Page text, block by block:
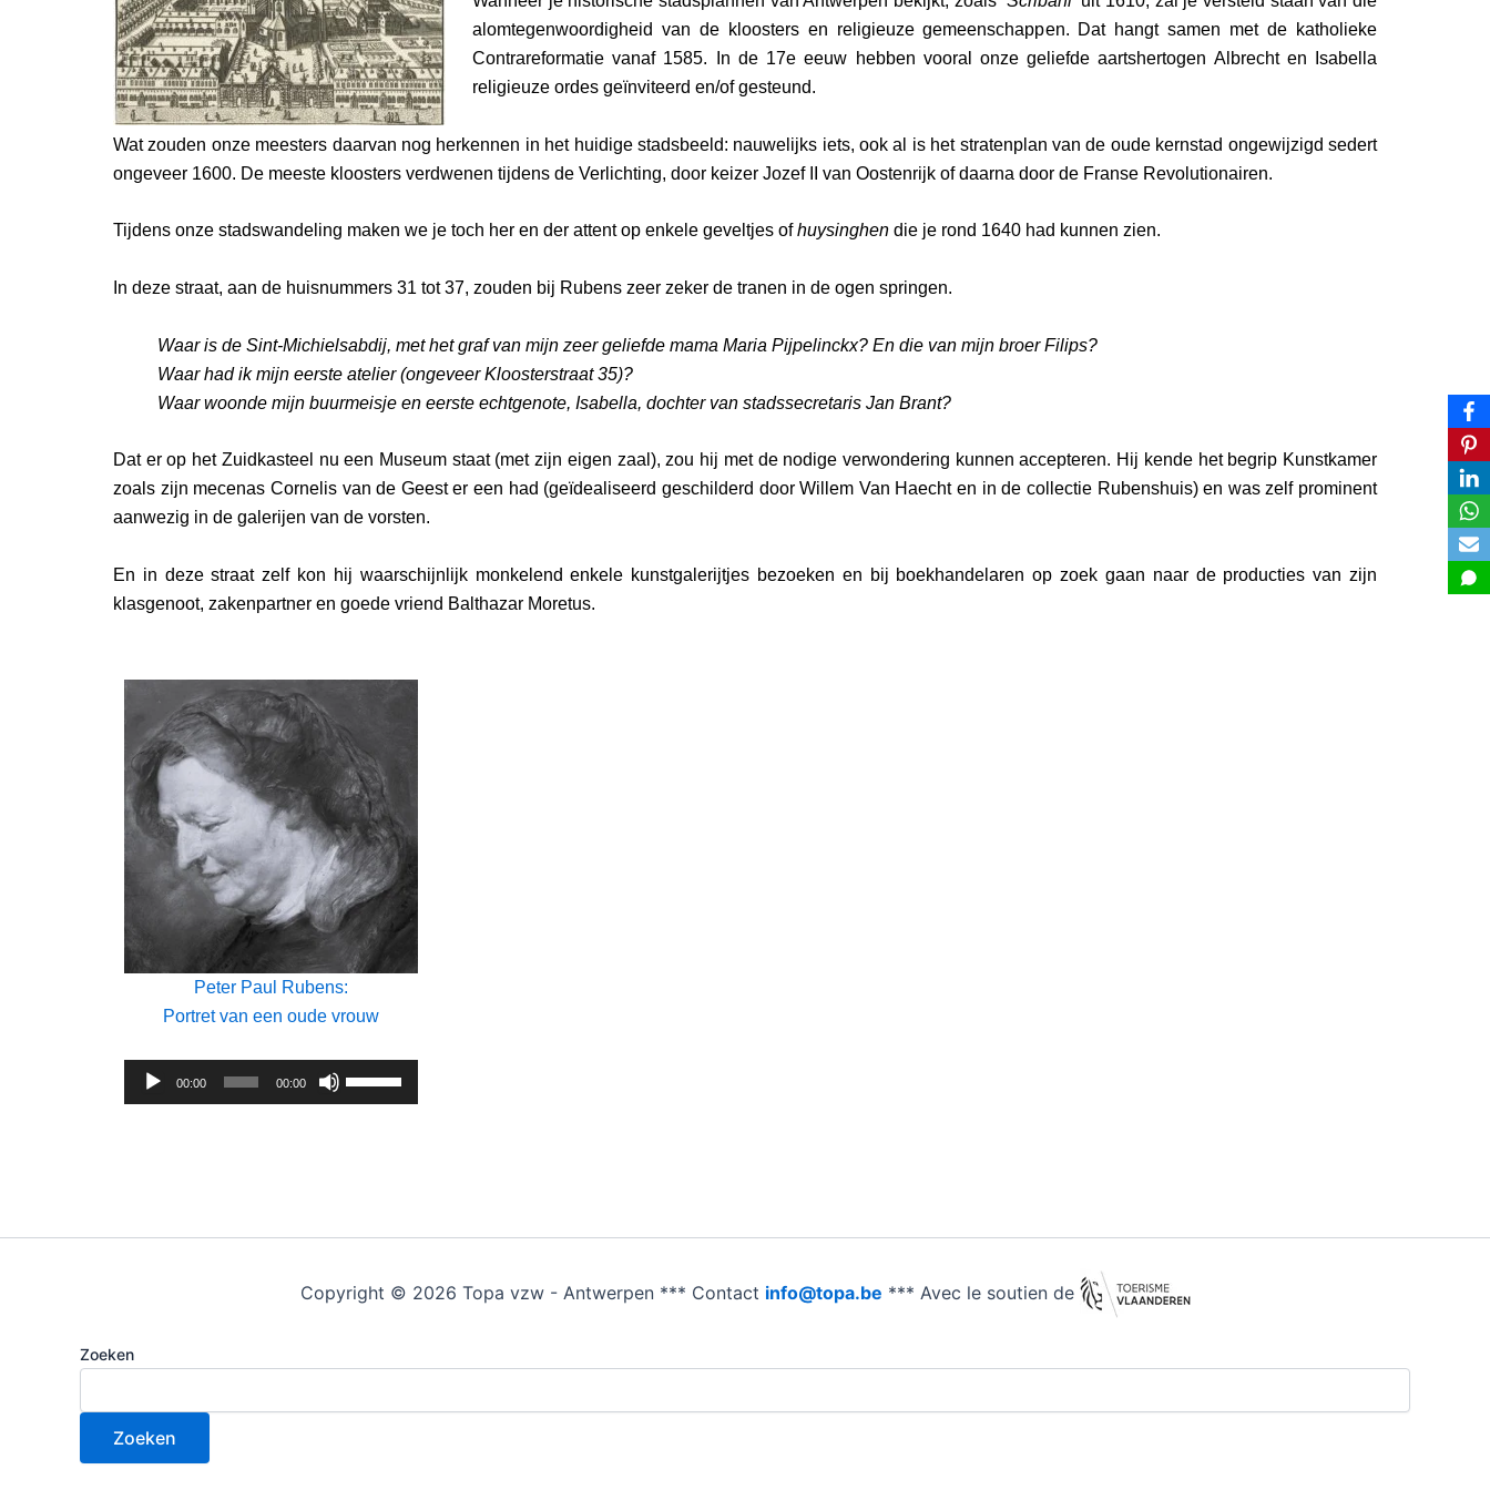
alomtegenwoordigheid van de kloosters en religieuze gemeenschappen. Dat hangt samen met de katholieke
Contrareformatie vanaf 1585. In de 17e eeuw hebben vooral onze geliefde aartshertogen Albrecht en Isabella
religieuze ordes geïnviteerd en/of gesteund.
Wat zouden onze meesters daarvan nog herkennen in het huidige stadsbeeld: nauwelijks iets, ook al is het stratenplan van de oude kernstad ongewijzigd sedert
ongeveer 1600. De meeste kloosters verdwenen tijdens de Verlichting, door keizer Jozef II van Oostenrijk of daarna door de Franse Revolutionairen.
Tijdens onze stadswandeling maken we je toch her en der attent op enkele geveltjes ofhuysinghen die je rond 1640 had kunnen zien.
In deze straat, aan de huisnummers 31 tot 37, zouden bij Rubens zeer zeker de tranen in de ogen springen.
Waar is de Sint-Michielsabdij, met het graf van mijn zeer geliefde mama Maria Pijpelinckx? En die van mijn broer Filips?
Waar had ik mijn eerste atelier (ongeveer Kloosterstraat 35)?
Waar woonde mijn buurmeisje en eerste echtgenote, Isabella, dochter van stadssecretaris Jan Brant?
Dat er op het Zuidkasteel nu een Museum staat (met zijn eigen zaal), zou hij met de nodige verwondering kunnen accepteren. Hij kende het begrip Kunstkamer
zoals zijn mecenas Cornelis van de Geest er een had (geïdealiseerd geschilderd door Willem Van Haecht en in de collectie Rubenshuis) en was zelf prominent
aanwezig in de galerijen van de vorsten.
En in deze straat zelf kon hij waarschijnlijk monkelend enkele kunstgalerijtjes bezoeken en bij boek­handelaren op zoek gaan naar de producties van zijn
klasgenoot, zakenpartner en goede vriend Balthazar Moretus.
Peter Paul Rubens:
Portret van een oude vrouw
Audiospeler
00:00 00:00
Omhoog/Omlaag
of
Copyright © 2026 Topa vzw - Antwerpen *** Contact info@topa.be *** Avec le soutien de
Zoeken
Zoeken